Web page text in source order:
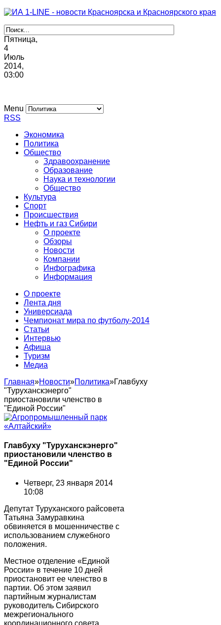
Пятница,
4
Июль
2014,
03:00
Menu
RSS
Экономика
Политика
Общество
Здравоохранение
Образование
Наука и технологии
Общество
Культура
Спорт
Происшествия
Нефть и газ Сибири
О проекте
Обзоры
Новости
Компании
Инфографика
Информация
О проекте
Лента дня
Универсиада
Чемпионат мира по футболу-2014
Статьи
Интервью
Афиша
Туризм
Медиа
Главная»Новости»Политика»Главбуху
"Туруханскэнерго"
приостановили членство в
"Единой России"
Главбуху "Туруханскэнерго"
приостановили членство в
"Единой России"
Четверг, 23 января 2014
10:08
Депутат Туруханского райсовета
Татьяна Замуравкина
обвиняется в мошенничестве с
использованием служебного
положения.
Местное отделение «Единой
России» в течение 10 дней
приостановит ее членство в
партии. Об этом заявил
партийным журналистам
руководитель Сибирского
межрегионального
координационного совета